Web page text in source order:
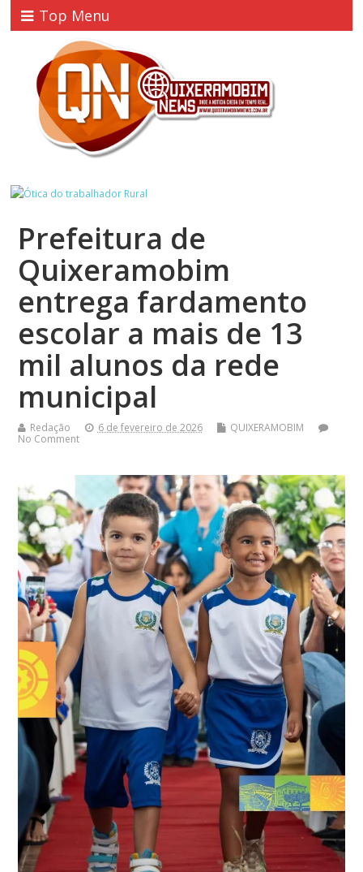
Top Menu
Prefeitura de
Quixeramobim
entrega fardamento
escolar a mais de 13
mil alunos da rede
municipal
Redação 6 de fevereiro de 2026
QUIXERAMOBIM
No Comment